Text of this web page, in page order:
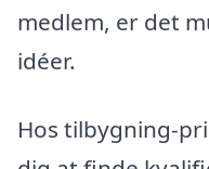
medlem, er det
idéer.
Hos tilbygning-